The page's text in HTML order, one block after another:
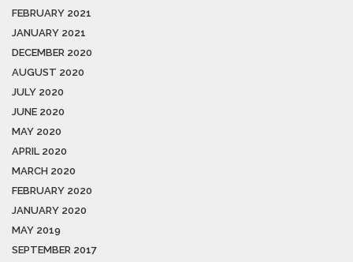
FEBRUARY 2021
JANUARY 2021
DECEMBER 2020
AUGUST 2020
JULY 2020
JUNE 2020
MAY 2020
APRIL 2020
MARCH 2020
FEBRUARY 2020
JANUARY 2020
MAY 2019
SEPTEMBER 2017